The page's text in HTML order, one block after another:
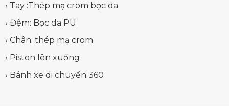
› Tay :Thép mạ crom bọc da
› Đệm: Bọc da PU
› Chân: thép mạ crom
› Piston lên xuống
› Bánh xe di chuyển 360